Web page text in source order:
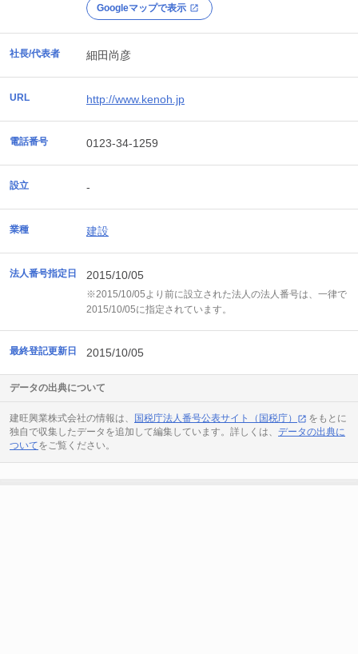
Googleマップで表示
社長/代表者 細田尚彦
URL http://www.kenoh.jp
電話番号 0123-34-1259
設立 -
業種 建設
法人番号指定日 2015/10/05
※2015/10/05より前に設立された法人の法人番号は、一律で
2015/10/05に指定されています。
最終登記更新日 2015/10/05
データの出典について
建旺興業株式会社の情報は、 国税庁法人番号公表サイト（国税庁）
をもとに
独自で収集したデータを追加して編集しています。詳しくは、 データの出典に
ついてをご覧ください。